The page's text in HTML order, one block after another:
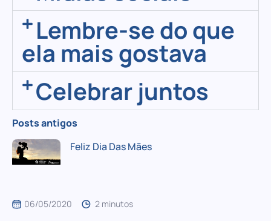
Lembre-se do que
ela mais gostava
Celebrar juntos
Posts antigos
Feliz Dia Das Mães
06/05/2020 2 minutos